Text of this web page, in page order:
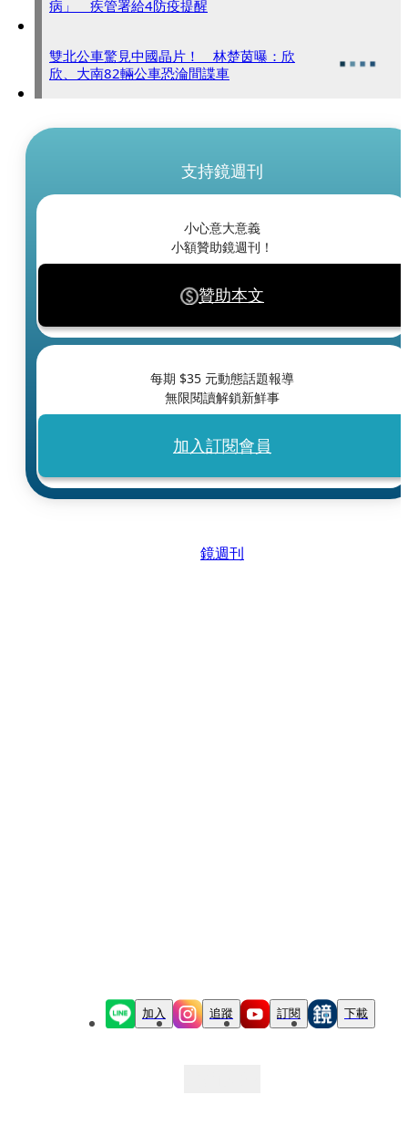
病」 疾管署給4防疫提醒
雙北公車驚見中國晶片！ 林楚茵曝：欣
欣、大南82輛公車恐淪間諜車
支持鏡週刊
小心意大意義
小額贊助鏡週刊！
贊助本文
每期 $35 元動態話題報導
無限閱讀解鎖新鮮事
加入訂閱會員
鏡週刊
加入 追蹤 訂閱 下載